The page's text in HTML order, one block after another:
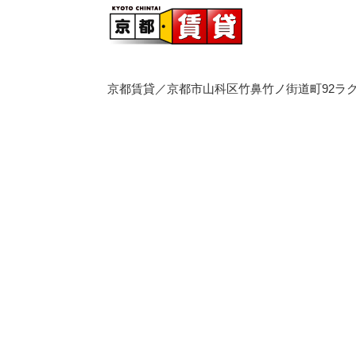
京都賃貸／京都市山科区竹鼻竹ノ街道町92ラ